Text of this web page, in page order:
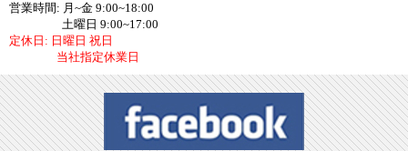
営業時間: 月~金 9:00~18:00
土曜日 9:00~17:00
定休日: 日曜日 祝日
当社指定休業日